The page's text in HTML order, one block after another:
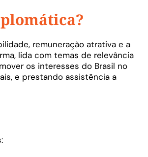
remuneração atrativa e a
lida com temas de relevância
os interesses do Brasil no
e prestando assistência a